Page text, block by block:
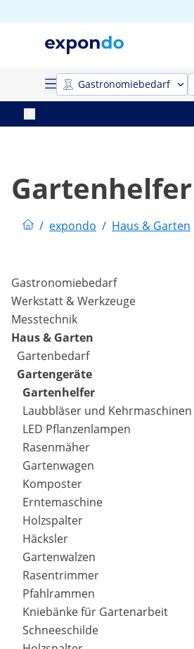
Gastronomiebedarf
Gartenhelfer
/ expondo / Haus & Garten
Gastronomiebedarf
Werkstatt & Werkzeuge
Messtechnik
Haus & Garten
Gartenbedarf
Gartengeräte
Gartenhelfer
Laubbläser und Kehrmaschinen
LED Pflanzenlampen
Rasenmäher
Gartenwagen
Komposter
Erntemaschine
Holzspalter
Häcksler
Gartenwalzen
Rasentrimmer
Pfahlrammen
Kniebänke für Gartenarbeit
Schneeschilde